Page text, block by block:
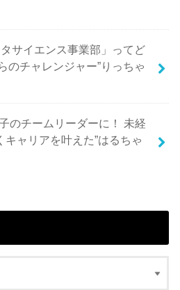
サイエンス事業部」ってど
のチャレンジャー”りっちゃ
のチームリーダーに！ 未経
ャリアを叶えた”はるちゃ